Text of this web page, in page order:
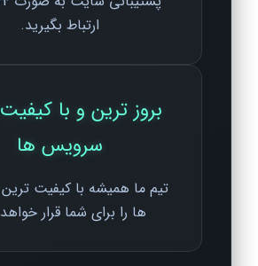
ارتباط بگیرید.
بروز ترین و با
سرویس ها
تیم ما همیشه با کیفیت
ها را برای شما قرار